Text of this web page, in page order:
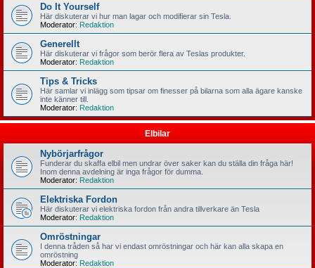
Do It Yourself
Här diskuterar vi hur man lagar och modifierar sin Tesla.
Moderator: Redaktion
Generellt
Här diskuterar vi frågor som berör flera av Teslas produkter.
Moderator: Redaktion
Tips & Tricks
Här samlar vi inlägg som tipsar om finesser på bilarna som alla ägare kanske
inte känner till.
Moderator: Redaktion
Elbilar
Nybörjarfrågor
Funderar du skaffa elbil men undrar över saker kan du ställa din fråga här!
Inom denna avdelning är inga frågor för dumma.
Moderator: Redaktion
Elektriska Fordon
Här diskuterar vi elektriska fordon från andra tillverkare än Tesla
Moderator: Redaktion
Omröstningar
I denna tråden så har vi endast omröstningar och här kan alla skapa en
omröstning
Moderator: Redaktion